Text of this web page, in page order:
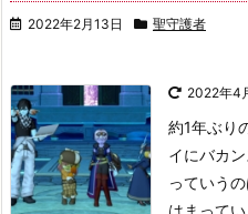
2022年2月13日 聖守護者
2022年4
約1年ぶり
イにバカ
っていう
はまって